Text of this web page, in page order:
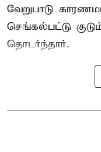
வேறுபாடு
செங்கல்பட்டு
தொடர்ந்தார்.